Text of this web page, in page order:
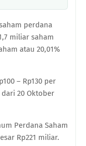
perdana
miliar saham
atau 20,01%
– Rp130 per
20 Oktober
Perdana Saham
Rp221 miliar.